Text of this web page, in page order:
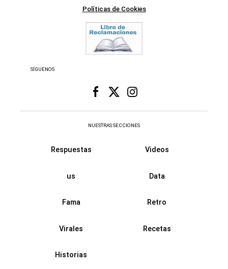
Políticas de Cookies
SÍGUENOS
NUESTRAS SECCIONES
Respuestas Videos
us Data
Fama Retro
Virales Recetas
Historias